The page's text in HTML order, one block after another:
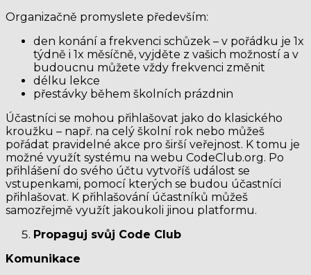
Organizačně promyslete především:
den konání a frekvenci schůzek – v pořádku je 1x
týdně i 1x měsíčně, vyjděte z vašich možností a v
budoucnu můžete vždy frekvenci změnit
délku lekce
přestávky během školních prázdnin
Účastníci se mohou přihlašovat jako do klasického
kroužku – např. na celý školní rok nebo můžeš
pořádat pravidelné akce pro širší veřejnost. K tomu je
možné využít systému na webu CodeClub.org. Po
přihlášení do svého účtu vytvoříš událost se
vstupenkami, pomocí kterých se budou účastníci
přihlašovat. K přihlašování účastníků můžeš
samozřejmě využít jakoukoli jinou platformu.
Propaguj svůj Code Club
Komunikace